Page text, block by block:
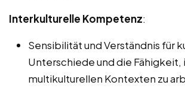
Interkulturelle Kompetenz:
Sensibilität und Verständnis für
Unterschiede und die Fähigkeit,
multikulturellen Kontexten zu